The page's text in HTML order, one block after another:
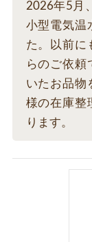
2026年5月
小型電気温
た。以前に
らのご依頼
いたお品物
様の在庫整
ります。